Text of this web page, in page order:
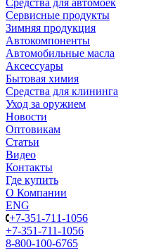
Средства для автомоек
Сервисные продукты
Зимняя продукция
Автокомпоненты
Автомобильные масла
Аксессуары
Бытовая химия
Средства для клининга
Уход за оружием
Новости
Оптовикам
Статьи
Видео
Контакты
Где купить
О Компании
ENG
+7-351-711-1056
+7-351-711-1056
8-800-100-6765